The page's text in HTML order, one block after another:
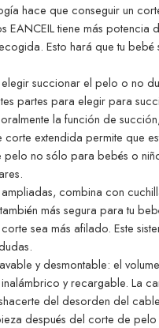
hace que conseguir un
tiene más
Esto hará que tu
succionar el pelo o no
partes para elegir para
la función de
extendida permite
no sólo para bebés o
combina con
más segura para tu
sea más afilado. Este
y desmontable: el
y recargable. La
del desorden del
después del corte de pelo